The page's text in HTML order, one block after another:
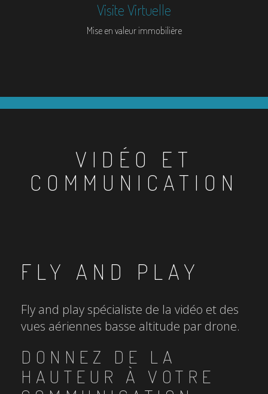
Visite Virtuelle
Mise en valeur immobilière
VIDÉO ET
COMMUNICATION
FLY AND PLAY
Fly and play spécialiste de la vidéo et des
vues aériennes basse altitude par drone.
DONNEZ DE LA
HAUTEUR À VOTRE